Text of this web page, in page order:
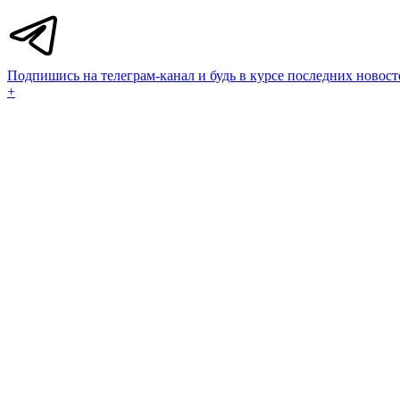
Подпишись на телеграм-канал и будь в курсе последних
+